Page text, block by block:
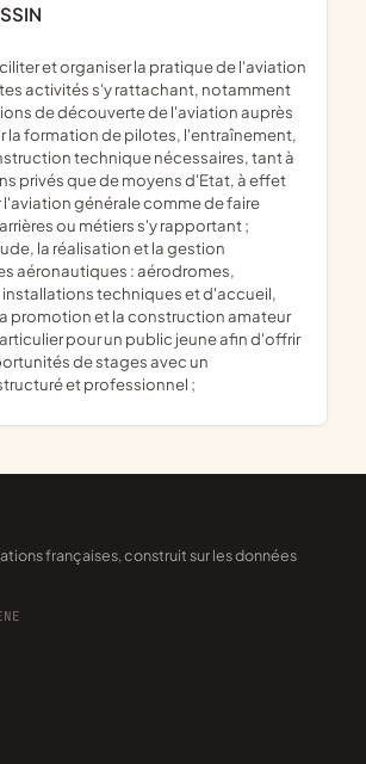
activités s'y rattachant, notamment
de découverte de l'aviation auprès
la formation de pilotes, l'entraînement,
technique nécessaires, tant à
privés que de moyens d'Etat, à effet
générale comme de faire
ou métiers s'y rapportant ;
la réalisation et la gestion
aéronautiques : aérodromes,
techniques et d'accueil,
promotion et la construction amateur
pour un public jeune afin d'offrir
de stages avec un
et professionnel ;